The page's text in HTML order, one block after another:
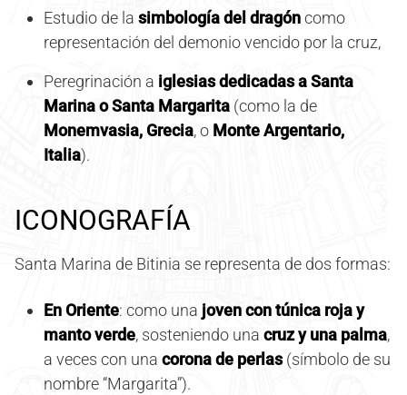
Estudio de la simbología del dragóncomo
representación del demonio vencido por la cruz,
Peregrinación a iglesias dedicadas a Santa
Marina o Santa Margarita (como la de
Monemvasia, Grecia, o Monte Argentario,
Italia).
ICONOGRAFÍA
Santa Marina de Bitinia se representa de dos formas:
En Oriente: como una joven con túnica roja y
manto verde, sosteniendo una cruz y una palma,
a veces con una corona de perlas(símbolo de su
nombre “Margarita”).